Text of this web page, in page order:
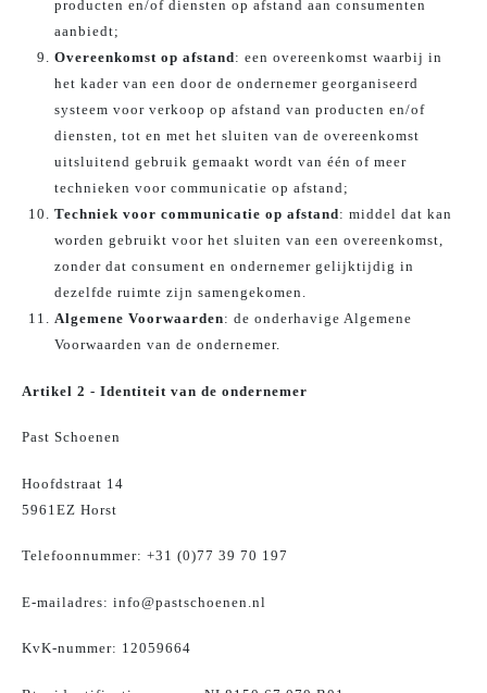
producten en/of diensten op afstand aan consumenten
aanbiedt;
Overeenkomst op afstand: een overeenkomst waarbij in
het kader van een door de ondernemer georganiseerd
systeem voor verkoop op afstand van producten en/of
diensten, tot en met het sluiten van de overeenkomst
uitsluitend gebruik gemaakt wordt van één of meer
technieken voor communicatie op afstand;
Techniek voor communicatie op afstand: middel dat kan
worden gebruikt voor het sluiten van een overeenkomst,
zonder dat consument en ondernemer gelijktijdig in
dezelfde ruimte zijn samengekomen.
Algemene Voorwaarden: de onderhavige Algemene
Voorwaarden van de ondernemer.
Artikel 2 - Identiteit van de ondernemer
Past Schoenen
Hoofdstraat 14
5961EZ Horst
Telefoonnummer: +31 (0)77 39 70 197
E-mailadres: info@pastschoenen.nl
KvK-nummer: 12059664